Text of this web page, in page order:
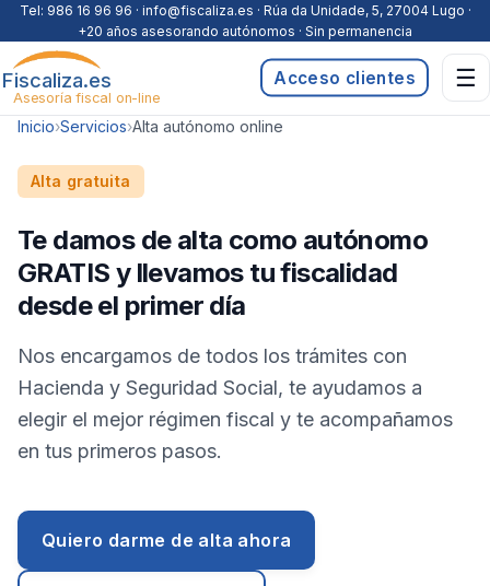
Saltar al contenido
Tel: 986 16 96 96 · info@fiscaliza.es · Rúa da Unidade, 5, 27004 Lugo ·
+20 años asesorando autónomos · Sin permanencia
Fiscaliza.es
Asesoría fiscal on-line
Acceso clientes ☰
Inicio›Servicios›Alta autónomo online
Alta gratuita
Te damos de alta como autónomo
GRATIS y llevamos tu fiscalidad
desde el primer día
Nos encargamos de todos los trámites con
Hacienda y Seguridad Social, te ayudamos a
elegir el mejor régimen fiscal y te acompañamos
en tus primeros pasos.
Quiero darme de alta ahora